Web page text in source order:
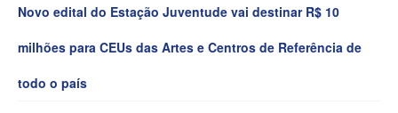
Novo edital do Estação Juventude vai destinar R$ 10
milhões para CEUs das Artes e Centros de Referência de
todo o país